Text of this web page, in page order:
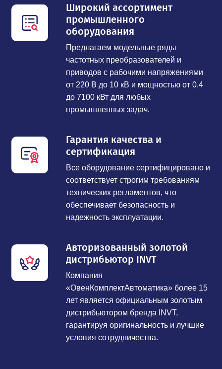
Широкий ассортимент
промышленного
оборудования
Предлагаем модельные ряды
частотных преобразователей и
приводов с рабочими напряжениями
от 220 В до 10 кВ и мощностью от 0,4
до 7100 кВт для любых
промышленных задач.
Гарантия качества и
сертификация
Все оборудование сертифицировано и
соответствует строгим требованиям
технических регламентов, что
обеспечивает безопасность и
надежность эксплуатации.
Авторизованный золотой
дистрибьютор INVT
Компания
«ОвенКомплектАвтоматика» более 15
лет является официальным золотым
дистрибьютором бренда INVT,
гарантируя оригинальность и лучшие
условия сотрудничества.